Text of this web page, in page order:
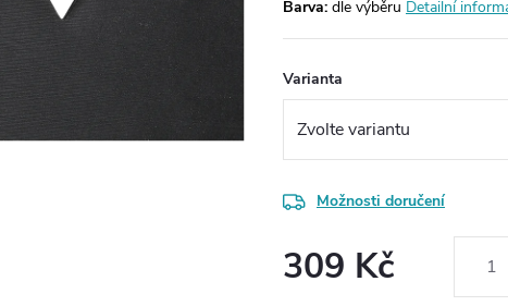
Barva: dle výběru Detailní
Varianta
Možnosti doručení
309 Kč